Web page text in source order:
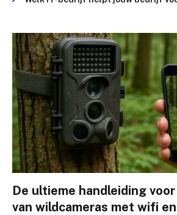
De ultieme handleiding
van wildcameras met wifi